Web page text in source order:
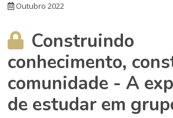
Outubro 2022
Construindo
conhecimento,
comunidade - A
de estudar em